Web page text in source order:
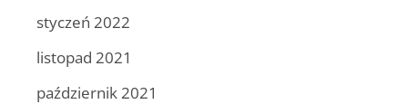
styczeń 2022
listopad 2021
październik 2021